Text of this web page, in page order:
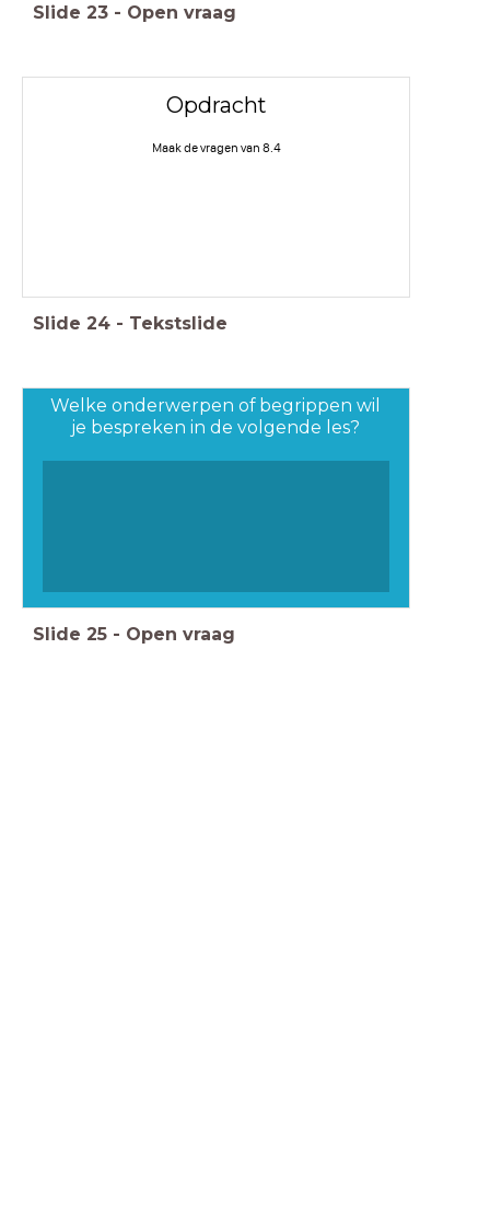
Slide 23 - Open vraag
Opdracht
Maak de vragen van 8.4
Slide 24 - Tekstslide
Welke onderwerpen of begrippen wil
je bespreken in de volgende les?
Slide 25 - Open vraag